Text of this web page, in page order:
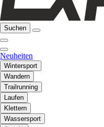
Suchen
Neuheiten
Wintersport
Wandern
Trailrunning
Laufen
Klettern
Wassersport